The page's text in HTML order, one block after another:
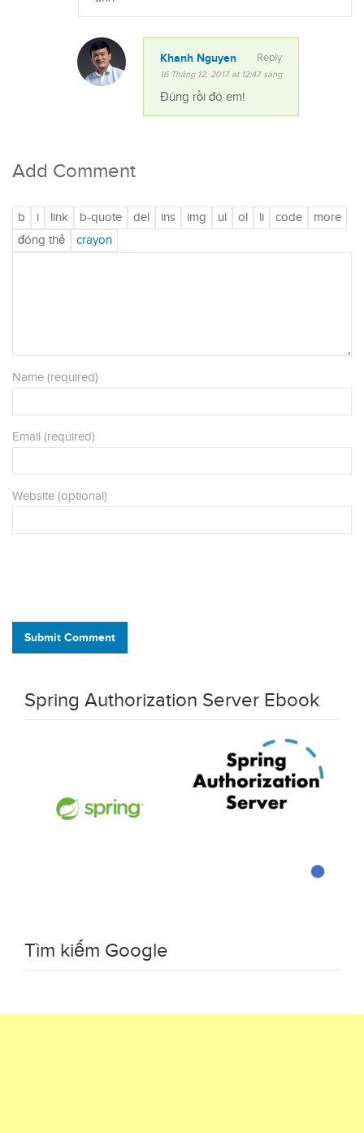
Khanh Nguyen
16 Tháng 12, 2017 at 12:47 sáng
Reply
Đúng rồi đó em!
Add Comment
Name (required)
Email (required)
Website (optional)
Submit Comment
Spring Authorization Server Ebook
Tìm kiếm Google